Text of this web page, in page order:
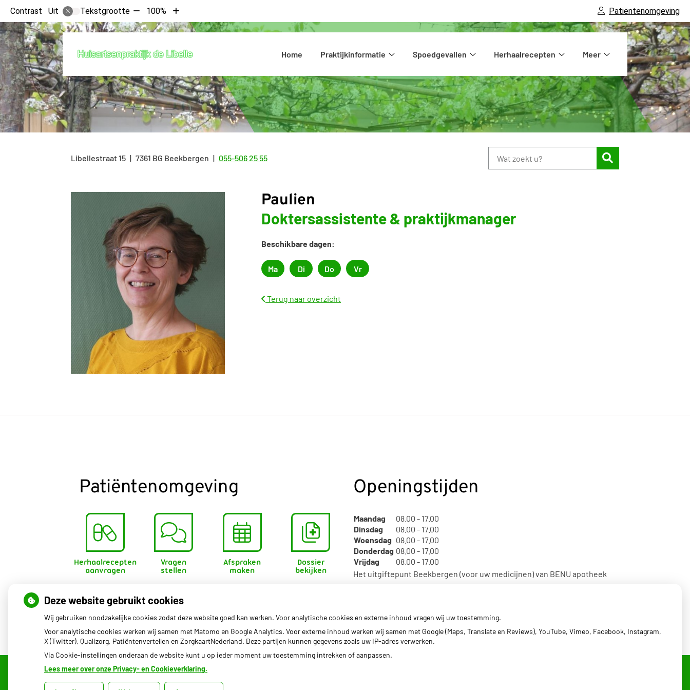
Contrast Uit Tekstgrootte Tekst
verkleinen
met
100%
Tekst
vergroten
met
Patiëntenomgeving
Home
Praktijkinformatie
Spoedgevallen
Herhaalrecepten
Meer
submenu
Libellestraat15 7361 BG Beekbergen Tel:
055-506 25 55
Paulien
Doktersassistente & praktijkmanager
Beschikbare dagen:
Maandag
Ma Dinsdag
Di Donderdag
Do Vrijdag
Vr
Terug naar overzicht
Patiëntenomgeving
Herhaalrecepten
aanvragen
Vragen
stellen
Afspraken
maken
Dossier
bekijken
Openingstijden
Maandag
08.00 - 17.00
Dinsdag
08.00 - 17.00
Woensdag 08.00 - 17.00
Donderdag 08.00 - 17.00
Vrijdag
08.00 - 17.00
Het uitgiftepunt Beekbergen (voor uw medicijnen) van BENU apotheek
Deze website gebruikt cookies
Wij gebruiken noodzakelijke cookies zodat deze website goed kan werken. Voor analytische cookies en externe inhoud vragen wij uw toestemming.
Voor analytische cookies werken wij samen met Matomo en Google Analytics. Voor externe inhoud werken wij samen met Google (Maps, Translate en Reviews), YouTube, Vimeo, Facebook, Instagram,
X (Twitter), Qualizorg, Patiëntenvertellen en ZorgkaartNederland. Deze partijen kunnen gegevens zoals uw IP-adres verwerken.
Via Cookie-instellingen onderaan de website kunt u op ieder moment uw toestemming intrekken of aanpassen.
Lees meer over onze Privacy- en Cookieverklaring.